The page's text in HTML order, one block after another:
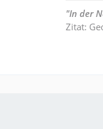
"In der
Zitat: